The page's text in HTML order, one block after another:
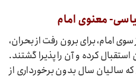
معنوی امام
امام، برای برون رفت از بحران،
استقبال کرده و آن را پذیرا گشتند.
سالیان سال بدون برخورداری از